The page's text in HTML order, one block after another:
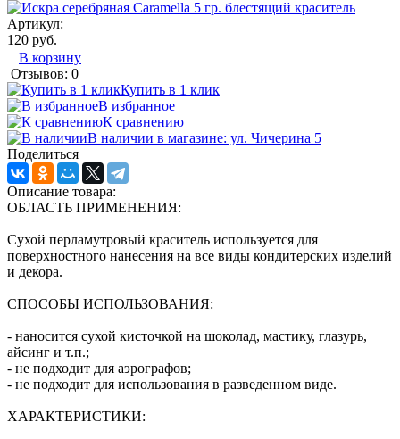
Артикул:
120 руб.
В корзину
Отзывов: 0
Купить в 1 клик
В избранное
К сравнению
В наличии в магазине: ул. Чичерина 5
Поделиться
Описание товара:
ОБЛАСТЬ ПРИМЕНЕНИЯ:
Сухой перламутровый краситель используется для
поверхностного нанесения на все виды кондитерских изделий
и декора.
СПОСОБЫ ИСПОЛЬЗОВАНИЯ:
- наносится сухой кисточкой на шоколад, мастику, глазурь,
айсинг и т.п.;
- не подходит для аэрографов;
- не подходит для использования в разведенном виде.
ХАРАКТЕРИСТИКИ: